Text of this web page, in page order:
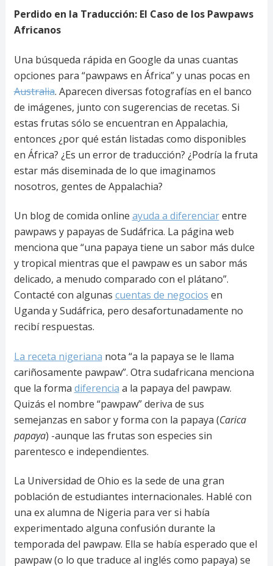
Perdido en la Traducción: El Caso de los Pawpaws
Africanos
Una búsqueda rápida en Google da unas cuantas
opciones para “pawpaws en África” y unas pocas en
Australia. Aparecen diversas fotografías en el banco
de imágenes, junto con sugerencias de recetas. Si
estas frutas sólo se encuentran en Appalachia,
entonces ¿por qué están listadas como disponibles
en África? ¿Es un error de traducción? ¿Podría la fruta
estar más diseminada de lo que imaginamos
nosotros, gentes de Appalachia?
Un blog de comida online ayuda a diferenciarentre
pawpaws y papayas de Sudáfrica. La página web
menciona que “una papaya tiene un sabor más dulce
y tropical mientras que el pawpaw es un sabor más
delicado, a menudo comparado con el plátano”.
Contacté con algunas cuentas de negocios en
Uganda y Sudáfrica, pero desafortunadamente no
recibí respuestas.
La receta nigeriana nota “a la papaya se le llama
cariñosamente pawpaw”. Otra sudafricana menciona
que la forma diferencia a la papaya del pawpaw.
Quizás el nombre “pawpaw” deriva de sus
semejanzas en sabor y forma con la papaya (Carica
papaya) -aunque las frutas son especies sin
parentesco e independientes.
La Universidad de Ohio es la sede de una gran
población de estudiantes internacionales. Hablé con
una ex alumna de Nigeria para ver si había
experimentado alguna confusión durante la
temporada del pawpaw. Ella se había esperado que el
pawpaw (o lo que traduce al inglés como papaya) se